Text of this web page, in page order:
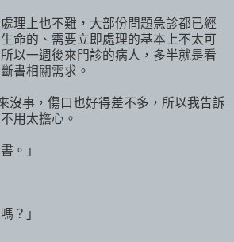
理上也不難，大部份問題急診都已經
命的、需要立即處理的基本上不太可
以一週後來門診的病人，多半就是看
書相關需求。
沒事，傷口也好得差不多，所以我告訴
用太擔心。
。」
？」